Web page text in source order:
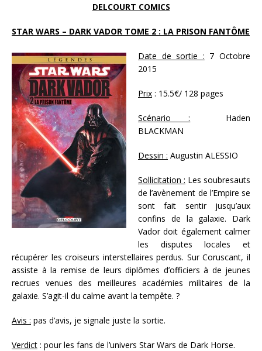
DELCOURT COMICS
STAR WARS – DARK VADOR TOME 2 : LA PRISON FANTÔME
Date de sortie : 7 Octobre
2015
Prix : 15.5€/ 128 pages
Scénario : Haden
BLACKMAN
Dessin : Augustin ALESSIO
Sollicitation : Les soubresauts
de l’avènement de l’Empire se
sont fait sentir jusqu’aux
confins de la galaxie. Dark
Vador doit également calmer
les disputes locales et
récupérer les croiseurs interstellaires perdus. Sur Coruscant, il
assiste à la remise de leurs diplômes d’officiers à de jeunes
recrues venues des meilleures académies militaires de la
galaxie. S’agit-il du calme avant la tempête. ?
Avis : pas d’avis, je signale juste la sortie.
Verdict : pour les fans de l’univers Star Wars de Dark Horse.